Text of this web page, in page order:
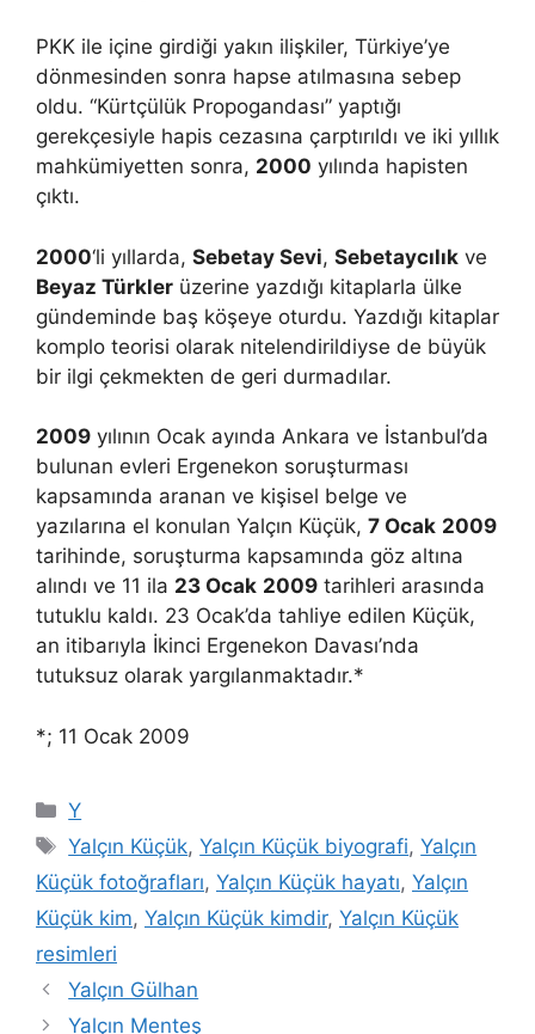
PKK ile içine girdiği yakın ilişkiler, Türkiye’ye
dönmesinden sonra hapse atılmasına sebep
oldu. “Kürtçülük Propogandası” yaptığı
gerekçesiyle hapis cezasına çarptırıldı ve iki yıllık
mahkümiyetten sonra, 2000 yılında hapisten
çıktı.
2000‘li yıllarda, Sebetay Sevi, Sebetaycılık ve
Beyaz Türkler üzerine yazdığı kitaplarla ülke
gündeminde baş köşeye oturdu. Yazdığı kitaplar
komplo teorisi olarak nitelendirildiyse de büyük
bir ilgi çekmekten de geri durmadılar.
2009 yılının Ocak ayında Ankara ve İstanbul’da
bulunan evleri Ergenekon soruşturması
kapsamında aranan ve kişisel belge ve
yazılarına el konulan Yalçın Küçük, 7 Ocak 2009
tarihinde, soruşturma kapsamında göz altına
alındı ve 11 ila 23 Ocak 2009 tarihleri arasında
tutuklu kaldı. 23 Ocak’da tahliye edilen Küçük,
an itibarıyla İkinci Ergenekon Davası’nda
tutuksuz olarak yargılanmaktadır.*
*; 11 Ocak 2009
Kategoriler
Y
Etiketler
Yalçın Küçük,Yalçın Küçük biyografi,Yalçın
Küçük fotoğrafları, Yalçın Küçük hayatı, Yalçın
Küçük kim, Yalçın Küçük kimdir, Yalçın Küçük
resimleri
Yalçın Gülhan
Yalçın Menteş